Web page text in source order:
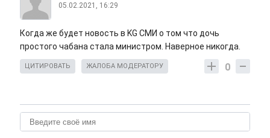
05.02.2021, 16:29
Когда же будет новость в KG СМИ о том что дочь
простого чабана стала министром. Наверное никогда.
0
ЦИТИРОВАТЬ ЖАЛОБА МОДЕРАТОРУ